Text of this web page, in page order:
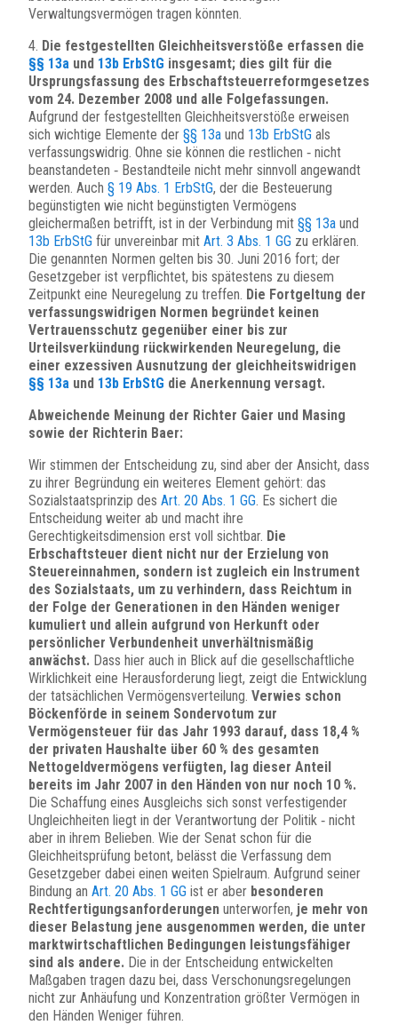
Verwaltungsvermögen tragen könnten.
4. Die festgestellten Gleichheitsverstöße erfassen die
§§ 13a und 13b ErbStG insgesamt; dies gilt für die
Ursprungsfassung des Erbschaftsteuerreformgesetzes
vom 24. Dezember 2008 und alle Folgefassungen.
Aufgrund der festgestellten Gleichheitsverstöße erweisen
sich wichtige Elemente der §§ 13a und 13b ErbStG als
verfassungswidrig. Ohne sie können die restlichen ‑ nicht
beanstandeten ‑ Bestandteile nicht mehr sinnvoll angewandt
werden. Auch § 19 Abs. 1 ErbStG, der die Besteuerung
begünstigten wie nicht begünstigten Vermögens
gleichermaßen betrifft, ist in der Verbindung mit §§ 13a und
13b ErbStG für unvereinbar mit Art. 3 Abs. 1 GG zu erklären.
Die genannten Normen gelten bis 30. Juni 2016 fort; der
Gesetzgeber ist verpflichtet, bis spätestens zu diesem
Zeitpunkt eine Neuregelung zu treffen. Die Fortgeltung der
verfassungswidrigen Normen begründet keinen
Vertrauensschutz gegenüber einer bis zur
Urteilsverkündung rückwirkenden Neuregelung, die
einer exzessiven Ausnutzung der gleichheitswidrigen
§§ 13a und 13b ErbStG die Anerkennung versagt.
Abweichende Meinung der Richter Gaier und Masing
sowie der Richterin Baer:
Wir stimmen der Entscheidung zu, sind aber der Ansicht, dass
zu ihrer Begründung ein weiteres Element gehört: das
Sozialstaatsprinzip des Art. 20 Abs. 1 GG. Es sichert die
Entscheidung weiter ab und macht ihre
Gerechtigkeitsdimension erst voll sichtbar. Die
Erbschaftsteuer dient nicht nur der Erzielung von
Steuereinnahmen, sondern ist zugleich ein Instrument
des Sozialstaats, um zu verhindern, dass Reichtum in
der Folge der Generationen in den Händen weniger
kumuliert und allein aufgrund von Herkunft oder
persönlicher Verbundenheit unverhältnismäßig
anwächst. Dass hier auch in Blick auf die gesellschaftliche
Wirklichkeit eine Herausforderung liegt, zeigt die Entwicklung
der tatsächlichen Vermögensverteilung. Verwies schon
Böckenförde in seinem Sondervotum zur
Vermögensteuer für das Jahr 1993 darauf, dass 18,4 %
der privaten Haushalte über 60 % des gesamten
Nettogeldvermögens verfügten, lag dieser Anteil
bereits im Jahr 2007 in den Händen von nur noch 10 %.
Die Schaffung eines Ausgleichs sich sonst verfestigender
Ungleichheiten liegt in der Verantwortung der Politik ‑ nicht
aber in ihrem Belieben. Wie der Senat schon für die
Gleichheitsprüfung betont, belässt die Verfassung dem
Gesetzgeber dabei einen weiten Spielraum. Aufgrund seiner
Bindung an Art. 20 Abs. 1 GG ist er aber besonderen
Rechtfertigungsanforderungen unterworfen, je mehr von
dieser Belastung jene ausgenommen werden, die unter
marktwirtschaftlichen Bedingungen leistungsfähiger
sind als andere. Die in der Entscheidung entwickelten
Maßgaben tragen dazu bei, dass Verschonungsregelungen
nicht zur Anhäufung und Konzentration größter Vermögen in
den Händen Weniger führen.